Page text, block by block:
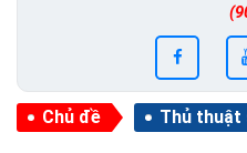
Chủ đề Thủ thuật